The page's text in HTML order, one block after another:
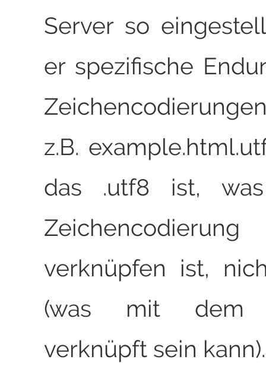
Server so
er spezifische
z.B.
das .utf8 ist,
verknüpfen ist,
(was mit dem
verknüpft sein kann).